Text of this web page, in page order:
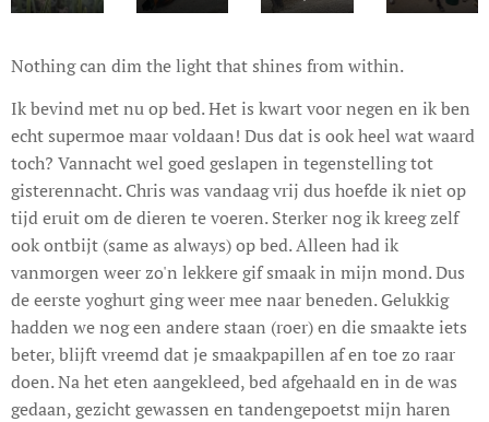
Nothing can dim the light that shines from within.
Ik bevind met nu op bed. Het is kwart voor negen en ik ben
echt supermoe maar voldaan! Dus dat is ook heel wat waard
toch? Vannacht wel goed geslapen in tegenstelling tot
gisterennacht. Chris was vandaag vrij dus hoefde ik niet op
tijd eruit om de dieren te voeren. Sterker nog ik kreeg zelf
ook ontbijt (same as always) op bed. Alleen had ik
vanmorgen weer zo'n lekkere gif smaak in mijn mond. Dus
de eerste yoghurt ging weer mee naar beneden. Gelukkig
hadden we nog een andere staan (roer) en die smaakte iets
beter, blijft vreemd dat je smaakpapillen af en toe zo raar
doen. Na het eten aangekleed, bed afgehaald en in de was
gedaan, gezicht gewassen en tandengepoetst mijn haren